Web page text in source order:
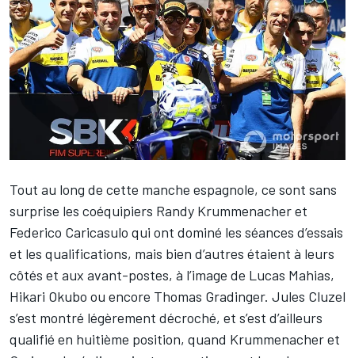
Tout au long de cette manche espagnole, ce sont sans
surprise les coéquipiers Randy Krummenacheret
Federico Caricasulo qui ont dominé les séances d’essais
et les qualifications, mais bien d’autres étaient à leurs
côtés et aux avant-postes, à l’image de Lucas Mahias,
Hikari Okubo ou encore Thomas Gradinger. Jules Cluzel
s’est montré légèrement décroché, et s’est d’ailleurs
qualifié en huitième position, quand Krummenacher et